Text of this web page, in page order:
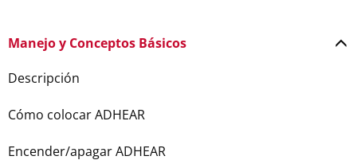
Manejo y Conceptos Básicos
Descripción
Cómo colocar ADHEAR
Encender/apagar ADHEAR